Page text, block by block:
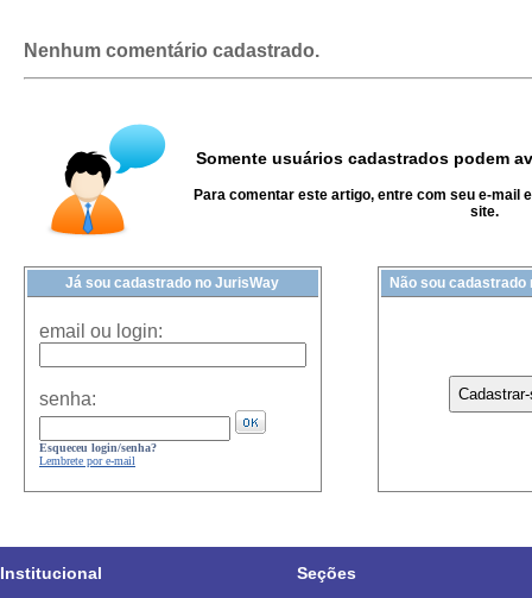
Nenhum comentário cadastrado.
Somente usuários cadastrados podem
Para comentar este artigo, entre com seu e-mail
site.
Já sou cadastrado no JurisWay
email ou login:
senha:
Esqueceu login/senha?
Lembrete por e-mail
Não sou cadastrado
Institucional Seções